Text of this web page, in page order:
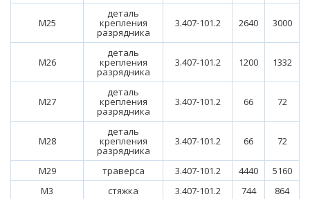
М25
деталь
крепления
разрядника
3.407-101.2 2640 3000
М26
деталь
крепления
разрядника
3.407-101.2 1200 1332
М27
деталь
крепления
разрядника
3.407-101.2 66 72
М28
деталь
крепления
разрядника
3.407-101.2 66 72
М29 траверса 3.407-101.2 4440
5160
М3
стяжка 3.407-101.2 744 864